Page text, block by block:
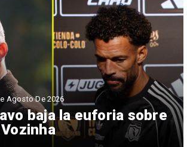
baja la euforia sobre
Agosto De 2026